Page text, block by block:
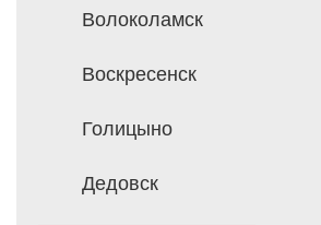
Волоколамск
Воскресенск
Голицыно
Дедовск